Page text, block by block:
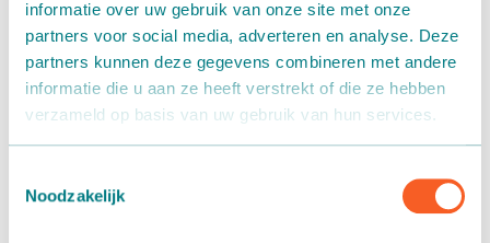
informatie over uw gebruik van onze site met onze
partners voor social media, adverteren en analyse. Deze
partners kunnen deze gegevens combineren met andere
informatie die u aan ze heeft verstrekt of die ze hebben
verzameld op basis van uw gebruik van hun services.
Noodzakelijk